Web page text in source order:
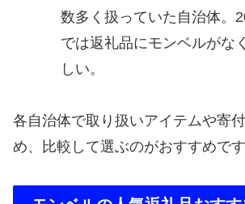
数多く扱っていた自治体。
では返礼品にモンベルがな
しい。
各自治体で取り扱いアイテムや寄
め、比較して選ぶのがおすすめです